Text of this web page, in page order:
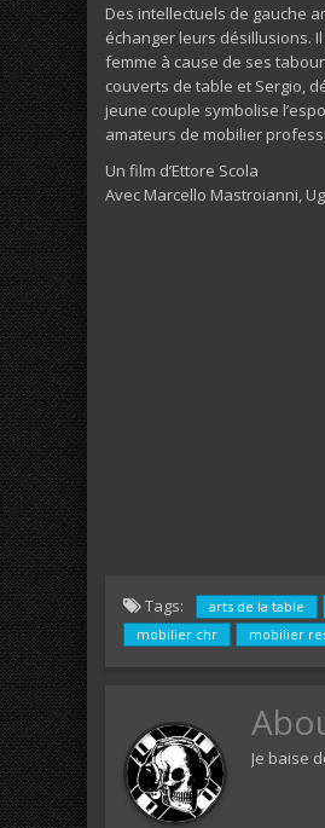
Des intellectuels de gauche
échanger leurs désillusions.
femme à cause de ses
couverts de table et Sergio,
jeune couple symbolise
amateurs de mobilier
Un film d’Ettore Scola
Avec Marcello Mastroianni,
Tags: arts de la table
mobilier chr
mobilier
Je baise